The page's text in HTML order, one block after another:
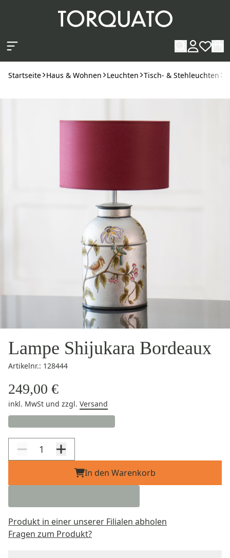
Startseite Haus & Wohnen Leuchten Tisch- & Stehleuchten
Lampe Shijukara Bordeaux
Artikelnr.: 128444
249,00 €
inkl. MwSt und zzgl. Versand
In den Warenkorb
Produkt in einer unserer Filialen abholen
Fragen zum Produkt?